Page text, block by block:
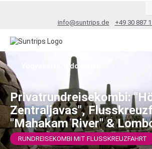
info@suntrips.de +49 30 887
Privatrundreisekombi:
Zentraljavas",
"Mahakam River" &
RUNDREISEKOMBI MIT FLUSSKREUZFAHRT
Yogyakarta, Indonesien